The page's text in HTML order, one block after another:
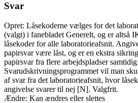
Svar
Opret: Låsekoderne vælges for det
(valgt) i fanebladet Generelt, og er altså
låsekoder for alle laboratorieafsnit.
papirsvar være låst, og er en ekstra
papirsvar fra flere arbejdspladser
Svarudskrivningsprogrammet vil man
af svar fra det laboratorieafsnit, hvor
angivelse svarer til nej [N]. Valgfrit.
Ændre: Kan ændres eller slettes